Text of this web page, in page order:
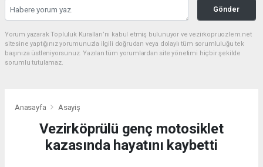
Gönder
Yorum yazarak Topluluk Kuralları’nı kabul etmiş bulunuyor ve vezirkopruozlem.net
sitesine yaptığınız yorumunuzla ilgili doğrudan veya dolaylı tüm sorumluluğu tek
başınıza üstleniyorsunuz. Yazılan tüm yorumlardan site yönetimi hiçbir şekilde
sorumlu tutulamaz.
Anasayfa Asayiş
Vezirköprülü genç motosiklet
kazasında hayatını kaybetti